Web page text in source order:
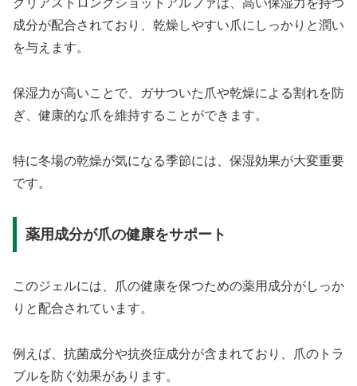
クリアストロングショットアルファは、高い保湿力を持つ
成分が配合されており、乾燥しやすい爪にしっかりと潤い
を与えます。
保湿力が高いことで、ガサついた爪や乾燥による割れを防
ぎ、健康的な爪を維持することができます。
特に冬場の乾燥が気になる季節には、保湿効果が大変重要
です。
薬用成分が爪の健康をサポート
このジェルには、爪の健康を保つための薬用成分がしっか
りと配合されています。
例えば、抗菌成分や抗炎症成分が含まれており、爪のトラ
ブルを防ぐ効果があります。